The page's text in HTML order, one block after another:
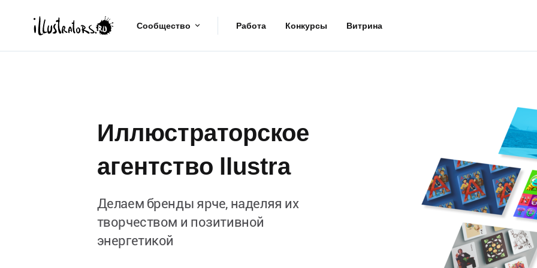
Сообщество Работа Конкурсы Витрина
Иллюстраторское
агентство llustra
Делаем бренды ярче, наделяя их
творчеством и позитивной
энергетикой